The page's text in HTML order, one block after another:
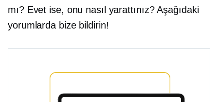
mı? Evet ise, onu nasıl yarattınız? Aşağıdaki
yorumlarda bize bildirin!